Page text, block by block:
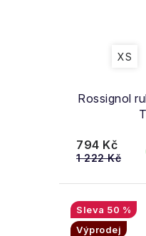
Rossignol
XS
794 Kč
1 222 Kč
50 %
Výprodej